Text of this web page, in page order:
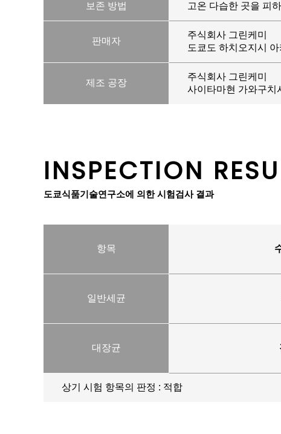
보존 방법 고온 다습한 곳을 피
판매자
주식회사 그린케미
도쿄도 하치오지시
제조 공장
주식회사 그린케미
사이타마현 가와구치
INSPECTION
도쿄식품기술연구소에 의한 시험검사 결과
항목
일반세균
대장균
상기 시험 항목의 판정 : 적합